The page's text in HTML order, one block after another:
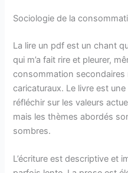
Sociologie de la
La lire un pdf est un chant
qui m’a fait rire et pleurer,
consommation secondaires
caricaturaux. Le livre est
réfléchir sur les valeurs
mais les thèmes abordés
sombres.
L’écriture est descriptive et